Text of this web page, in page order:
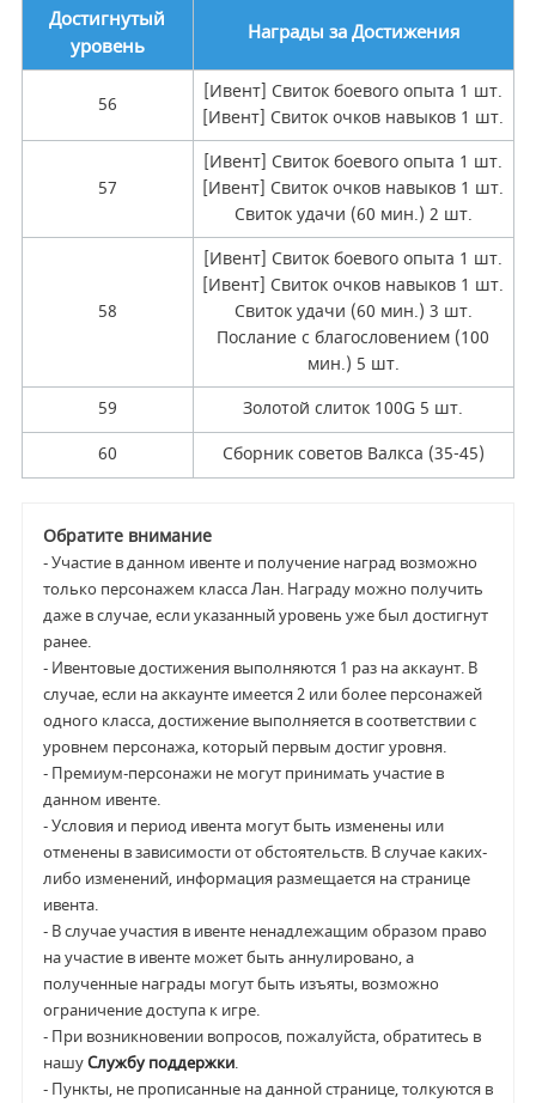
Достигнутый
уровень
Награды за Достижения
56
[Ивент] Свиток боевого опыта 1 шт.
[Ивент] Свиток очков навыков 1 шт.
57
[Ивент] Свиток боевого опыта 1 шт.
[Ивент] Свиток очков навыков 1 шт.
Свиток удачи (60 мин.) 2 шт.
58
[Ивент] Свиток боевого опыта 1 шт.
[Ивент] Свиток очков навыков 1 шт.
Свиток удачи (60 мин.) 3 шт.
Послание с благословением (100
мин.) 5 шт.
59
Золотой слиток 100G 5 шт.
60
Сборник советов Валкса (35-45)
Обратите внимание
- Участие в данном ивенте и получение наград возможно
только персонажем класса Лан. Награду можно получить
даже в случае, если указанный уровень уже был достигнут
ранее.
- Ивентовые достижения выполняются 1 раз на аккаунт. В
случае, если на аккаунте имеется 2 или более персонажей
одного класса, достижение выполняется в соответствии с
уровнем персонажа, который первым достиг уровня.
- Премиум-персонажи не могут принимать участие в
данном ивенте.
- Условия и период ивента могут быть изменены или
отменены в зависимости от обстоятельств. В случае каких-
либо изменений, информация размещается на странице
ивента.
- В случае участия в ивенте ненадлежащим образом право
на участие в ивенте может быть аннулировано, а
полученные награды могут быть изъяты, возможно
ограничение доступа к игре.
- При возникновении вопросов, пожалуйста, обратитесь в
нашуСлужбу поддержки.
- Пункты, не прописанные на данной странице, толкуются в